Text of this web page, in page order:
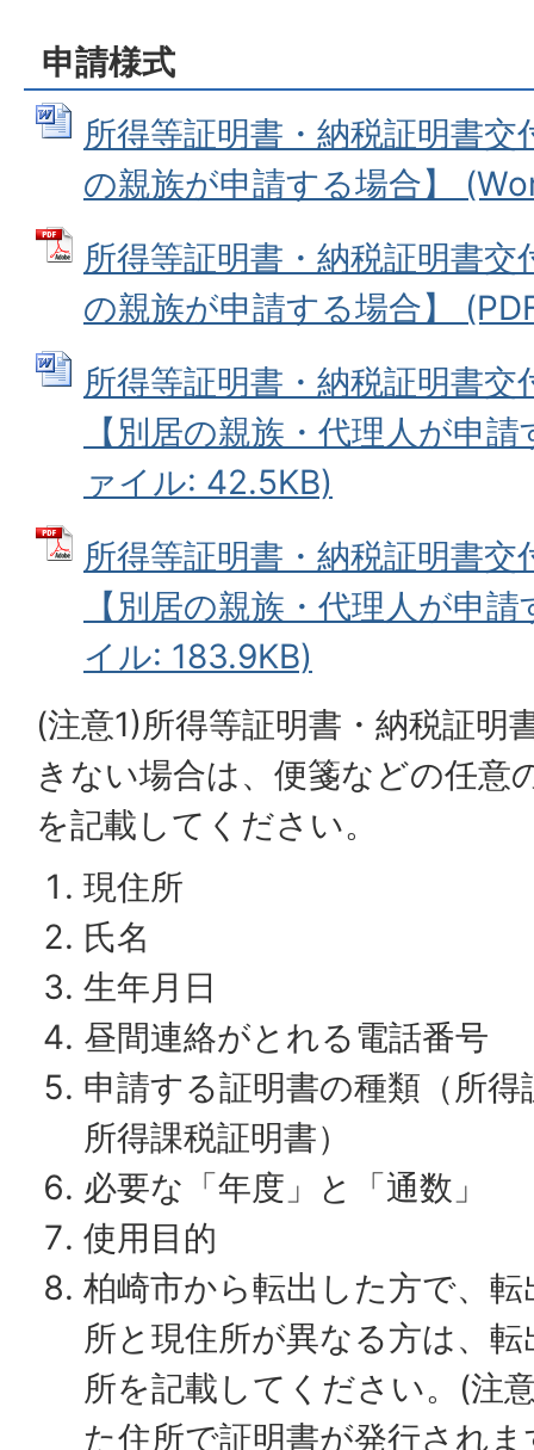
申請様式
所得等証明書・納税証明書交
の親族が申請する場合】
所得等証明書・納税証明書交
の親族が申請する場合】
所得等証明書・納税証明書交
【別居の親族・代理人が申
ァイル: 42.5KB)
所得等証明書・納税証明書交
【別居の親族・代理人が申
イル: 183.9KB)
(注意1)所得等証明書・納税証明
きない場合は、便箋などの任意
を記載してください。
現住所
氏名
生年月日
昼間連絡がとれる電話番号
申請する証明書の種類（所
所得課税証明書）
必要な「年度」と「通数」
使用目的
柏崎市から転出した方で、
所と現住所が異なる方は、
所を記載してください。(注
た住所で証明書が発行されま